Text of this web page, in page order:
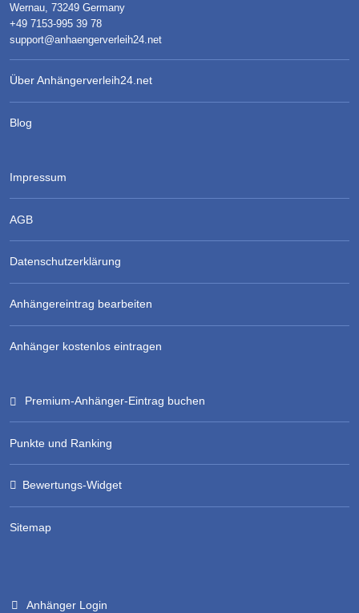
Wernau, 73249 Germany
+49 7153-995 39 78
support@anhaengerverleih24.net
Über Anhängerverleih24.net
Blog
Impressum
AGB
Datenschutzerklärung
Anhängereintrag bearbeiten
Anhänger kostenlos eintragen
Premium-Anhänger-Eintrag buchen
Punkte und Ranking
Bewertungs-Widget
Sitemap
Anhänger Login